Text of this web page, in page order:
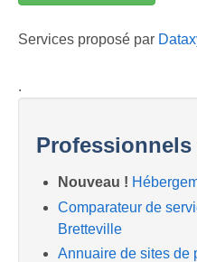
Services proposé par
.
Nouveau !
Comparateur de
Bretteville
Annuaire de sites de